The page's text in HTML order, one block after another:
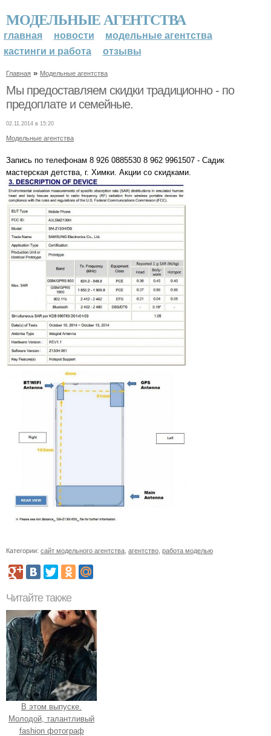
МОДЕЛЬНЫЕ АГЕНТСТВА
главная новости
модельные агентства
кастинги и работа
отзывы
Главная » Модельные агентства
Мы предоставляем скидки традиционно - по
предоплате и семейные.
02.11.2014 в 15:20
Модельные агентства
Запись по телефонам 8 926 0885530 8 962 9961507 - Садик
мастерская детства, г. Химки. Акции со скидками.
Категории: сайт модельного агентства агентство работа моделью
Читайте также
В этом выпуске.
Молодой, талантливый
fashion фотограф